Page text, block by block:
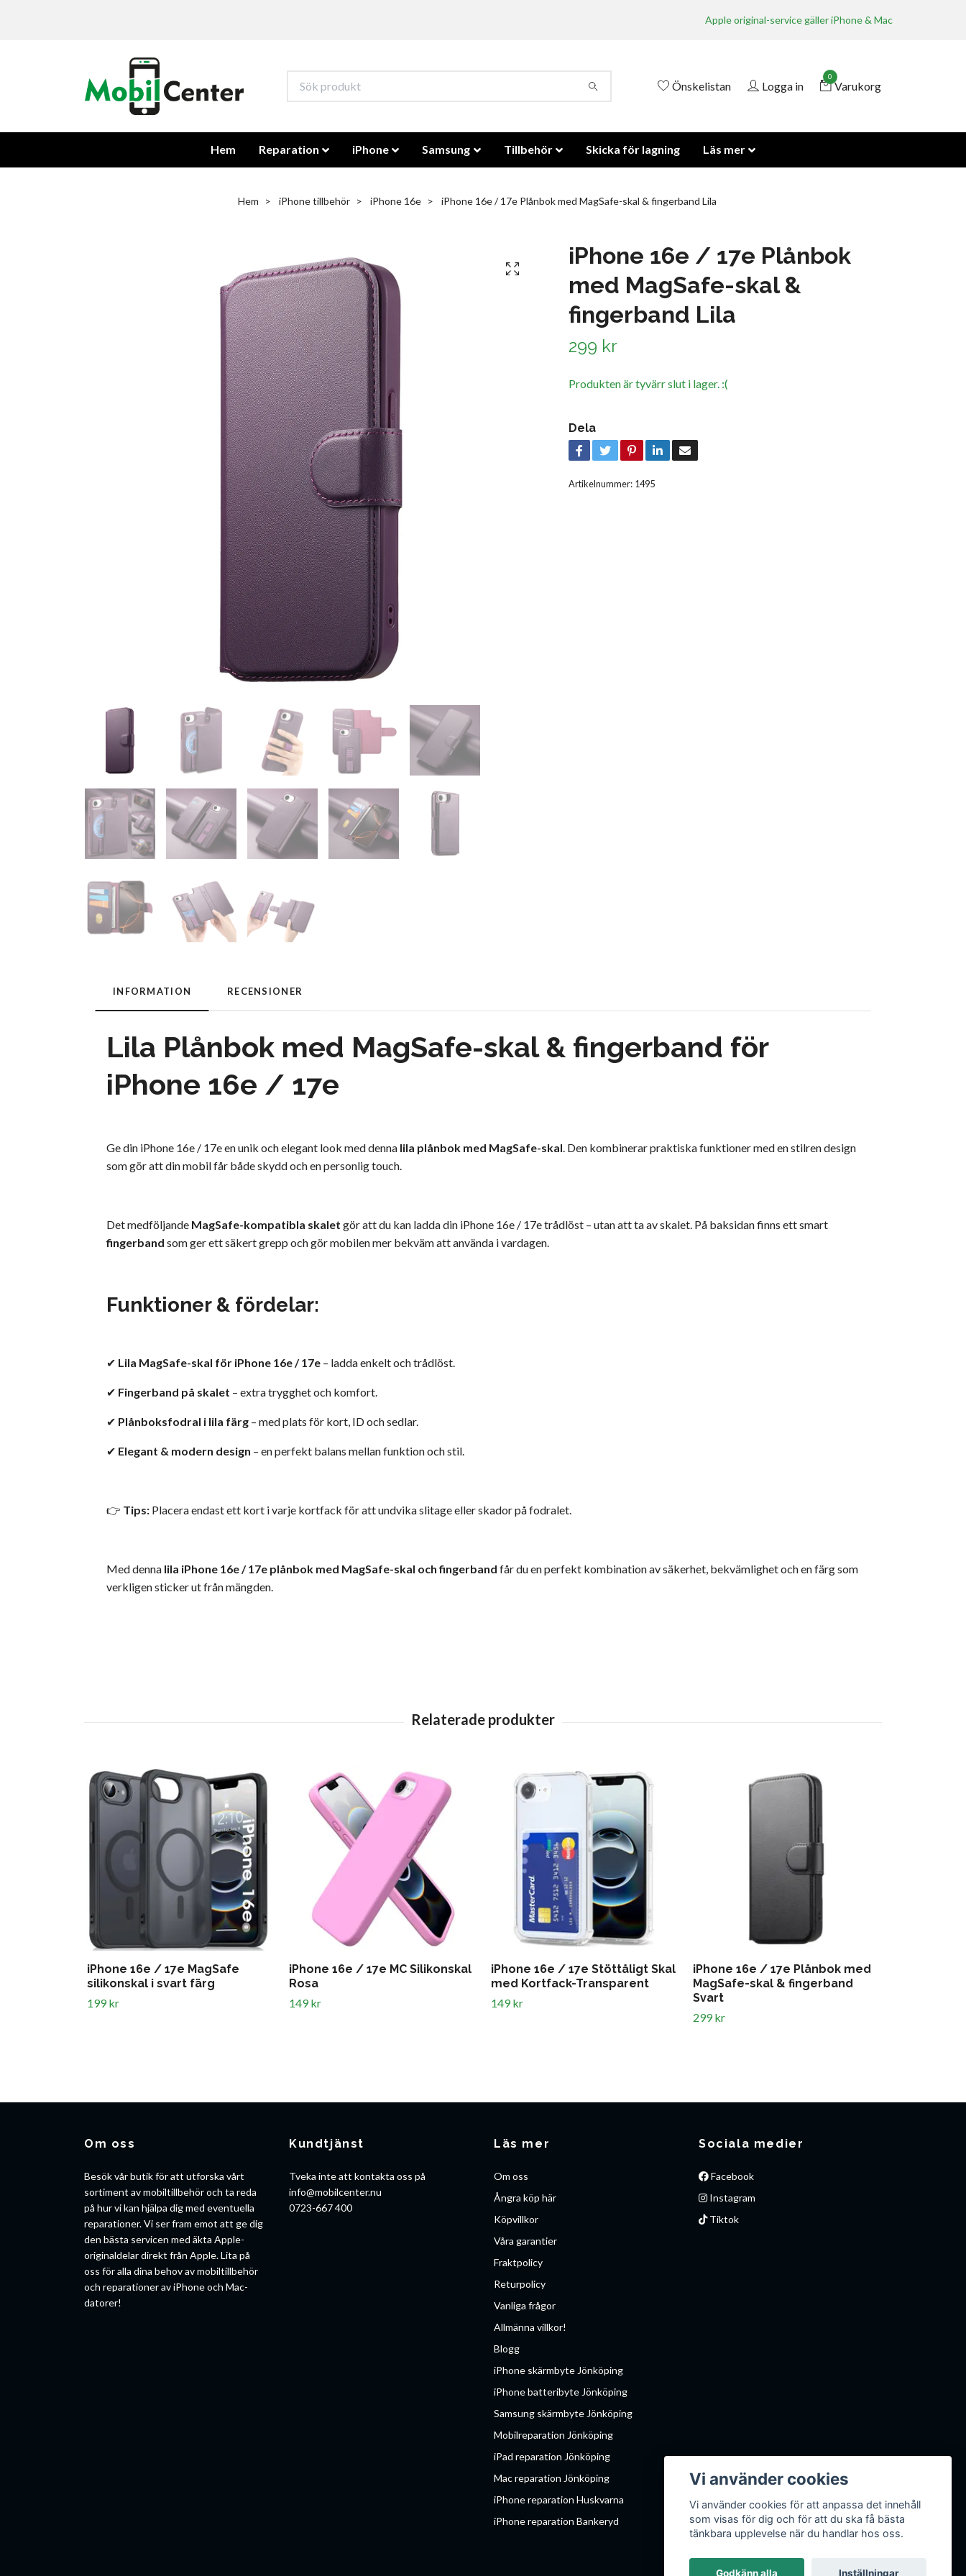
Apple original-service gäller iPhone & Mac
Önskelistan Logga in
0
Varukorg
Hem Reparation iPhone Samsung Tillbehör Skicka för lagning Läs mer
Hem iPhone tillbehör iPhone 16e iPhone 16e / 17e Plånbok med MagSafe-skal & fingerband Lila
iPhone 16e / 17e Plånbok
med MagSafe-skal &
fingerband Lila
299 kr
Produkten är tyvärr slut i lager. :(
Dela
Artikelnummer: 1495
INFORMATION RECENSIONER
Lila Plånbok med MagSafe-skal & fingerband för
iPhone 16e / 17e
Ge din iPhone 16e / 17e en unik och elegant look med denna lila plånbok med MagSafe-skal. Den kombinerar praktiska funktioner med en stilren design
som gör att din mobil får både skydd och en personlig touch.
Det medföljande MagSafe-kompatibla skalet gör att du kan ladda din iPhone 16e / 17e trådlöst – utan att ta av skalet. På baksidan finns ett smart
fingerband som ger ett säkert grepp och gör mobilen mer bekväm att använda i vardagen.
Funktioner & fördelar:
✔ Lila MagSafe-skal för iPhone 16e / 17e – ladda enkelt och trådlöst.
✔ Fingerband på skalet – extra trygghet och komfort.
✔ Plånboksfodral i lila färg – med plats för kort, ID och sedlar.
✔ Elegant & modern design – en perfekt balans mellan funktion och stil.
👉 Tips: Placera endast ett kort i varje kortfack för att undvika slitage eller skador på fodralet.
Med denna lila iPhone 16e / 17e plånbok med MagSafe-skal och fingerband får du en perfekt kombination av säkerhet, bekvämlighet och en färg som
verkligen sticker ut från mängden.
iPhone 16e / 17e MagSafe
silikonskal i svart färg
199 kr
iPhone 16e / 17e MC Silikonskal
Rosa
149 kr
iPhone 16e / 17e Stöttåligt Skal
med Kortfack-Transparent
149 kr
iPhone 16e / 17e Plånbok med
MagSafe-skal & fingerband
Svart
299 kr
Om oss
Besök vår butik för att utforska vårt
sortiment av mobiltillbehör och ta reda
på hur vi kan hjälpa dig med eventuella
reparationer. Vi ser fram emot att ge dig
den bästa servicen med äkta Apple-
originaldelar direkt från Apple. Lita på
oss för alla dina behov av mobiltillbehör
och reparationer av iPhone och Mac-
datorer!
Kundtjänst
Tveka inte att kontakta oss på
info@mobilcenter.nu
0723-667 400
Läs mer
Om oss
Ångra köp här
Köpvillkor
Våra garantier
Fraktpolicy
Returpolicy
Vanliga frågor
Allmänna villkor!
Blogg
iPhone skärmbyte Jönköping
iPhone batteribyte Jönköping
Samsung skärmbyte Jönköping
Mobilreparation Jönköping
iPad reparation Jönköping
Mac reparation Jönköping
iPhone reparation Huskvarna
iPhone reparation Bankeryd
Sociala medier
Facebook
Instagram
Tiktok
Vi använder cookies
Vi använder cookies för att anpassa det innehåll
som visas för dig och för att du ska få bästa
tänkbara upplevelse när du handlar hos oss.
Godkänn alla Inställningar